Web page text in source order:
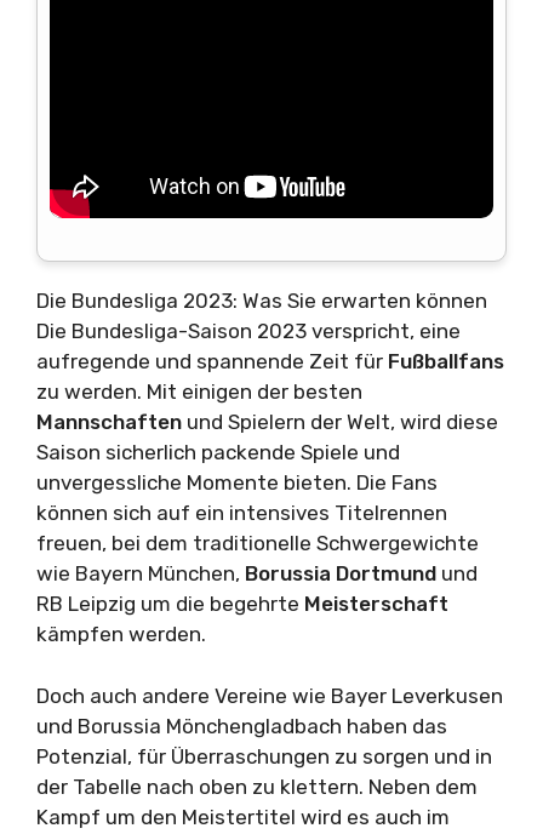
Die Bundesliga 2023: Was Sie erwarten können
Die Bundesliga-Saison 2023 verspricht, eine
aufregende und spannende Zeit für Fußballfans
zu werden. Mit einigen der besten
Mannschaften und Spielern der Welt, wird diese
Saison sicherlich packende Spiele und
unvergessliche Momente bieten. Die Fans
können sich auf ein intensives Titelrennen
freuen, bei dem traditionelle Schwergewichte
wie Bayern München, Borussia Dortmund und
RB Leipzig um die begehrte Meisterschaft
kämpfen werden.
Doch auch andere Vereine wie Bayer Leverkusen
und Borussia Mönchengladbach haben das
Potenzial, für Überraschungen zu sorgen und in
der Tabelle nach oben zu klettern. Neben dem
Kampf um den Meistertitel wird es auch im